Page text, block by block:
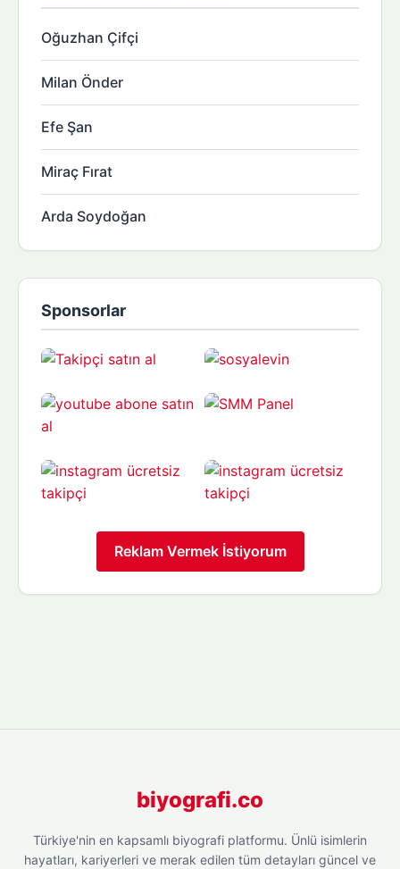
Oğuzhan Çifçi
Milan Önder
Efe Şan
Miraç Fırat
Arda Soydoğan
Sponsorlar
Reklam Vermek İstiyorum
biyografi.co
Türkiye'nin en kapsamlı biyografi platformu. Ünlü isimlerin
hayatları, kariyerleri ve merak edilen tüm detayları güncel ve